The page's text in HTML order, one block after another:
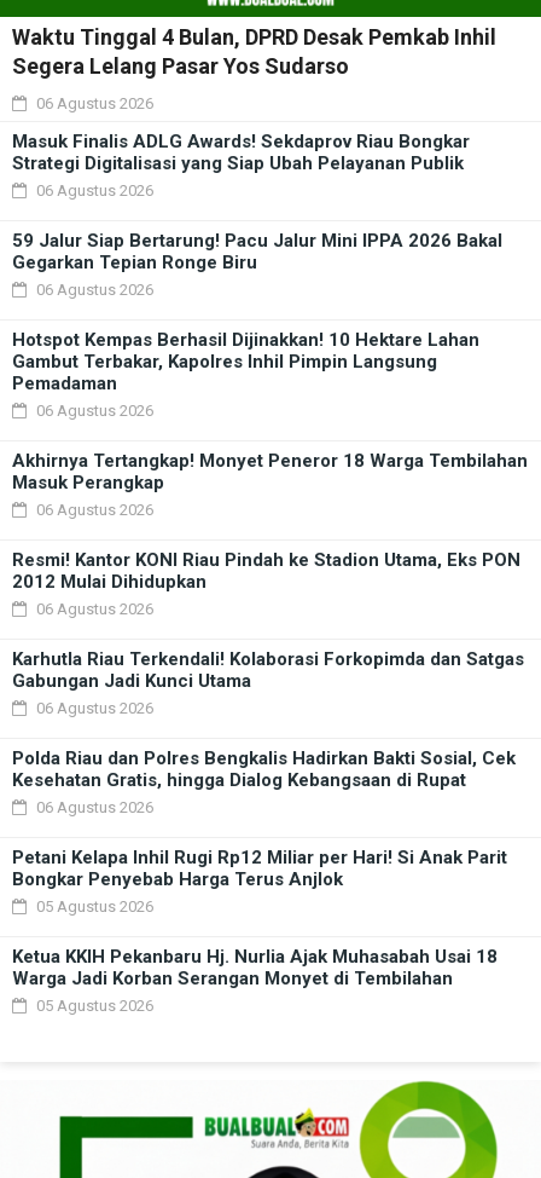
Waktu Tinggal 4 Bulan, DPRD Desak Pemkab Inhil
Segera Lelang Pasar Yos Sudarso
06 Agustus 2026
Masuk Finalis ADLG Awards! Sekdaprov Riau Bongkar
Strategi Digitalisasi yang Siap Ubah Pelayanan Publik
06 Agustus 2026
59 Jalur Siap Bertarung! Pacu Jalur Mini IPPA 2026 Bakal
Gegarkan Tepian Ronge Biru
06 Agustus 2026
Hotspot Kempas Berhasil Dijinakkan! 10 Hektare Lahan
Gambut Terbakar, Kapolres Inhil Pimpin Langsung
Pemadaman
06 Agustus 2026
Akhirnya Tertangkap! Monyet Peneror 18 Warga Tembilahan
Masuk Perangkap
06 Agustus 2026
Resmi! Kantor KONI Riau Pindah ke Stadion Utama, Eks PON
2012 Mulai Dihidupkan
06 Agustus 2026
Karhutla Riau Terkendali! Kolaborasi Forkopimda dan Satgas
Gabungan Jadi Kunci Utama
06 Agustus 2026
Polda Riau dan Polres Bengkalis Hadirkan Bakti Sosial, Cek
Kesehatan Gratis, hingga Dialog Kebangsaan di Rupat
06 Agustus 2026
Petani Kelapa Inhil Rugi Rp12 Miliar per Hari! Si Anak Parit
Bongkar Penyebab Harga Terus Anjlok
05 Agustus 2026
Ketua KKIH Pekanbaru Hj. Nurlia Ajak Muhasabah Usai 18
Warga Jadi Korban Serangan Monyet di Tembilahan
05 Agustus 2026